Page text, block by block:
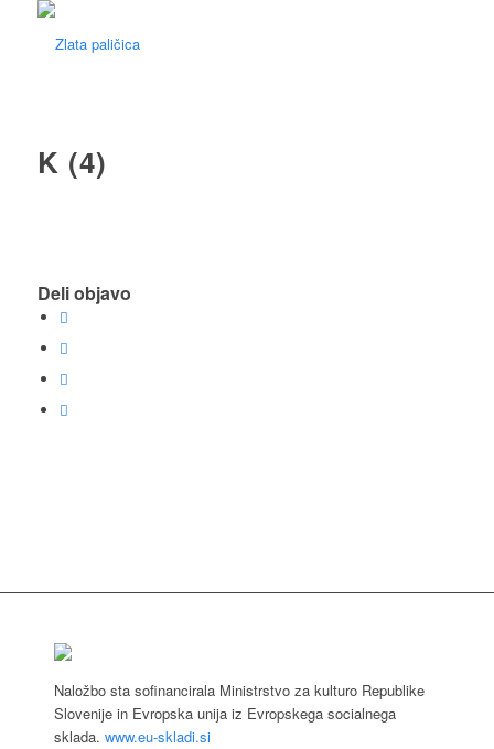
K (4)
Deli objavo
Naložbo sta sofinancirala Ministrstvo za kulturo Republike
Slovenije in Evropska unija iz Evropskega socialnega
sklada. www.eu-skladi.si